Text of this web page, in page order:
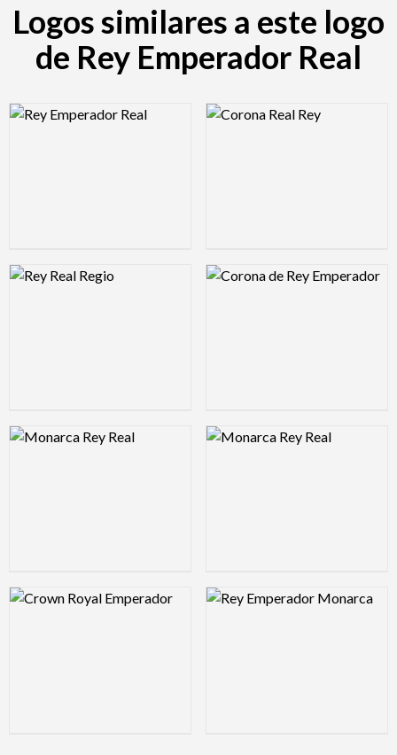
Logos similares a este logo
de Rey Emperador Real
Logo Preview Image Logo Preview Image
Logo Preview Image Logo Preview Image
Logo Preview Image Logo Preview Image
Logo Preview Image Logo Preview Image